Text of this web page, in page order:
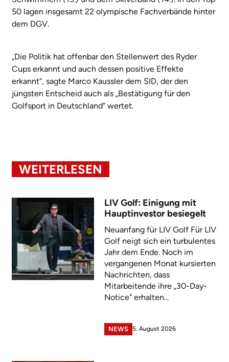
50 lagen insgesamt 22 olympische Fachverbände hinter
dem DGV.
„Die Politik hat offenbar den Stellenwert des Ryder
Cups erkannt und auch dessen positive Effekte
erkannt“, sagte Marco Kaussler dem SID, der den
jüngsten Entscheid auch als „Bestätigung für den
Golfsport in Deutschland“ wertet.
WEITERLESEN
LIV Golf: Einigung mit
Hauptinvestor besiegelt
Neuanfang für LIV Golf Für LIV
Golf neigt sich ein turbulentes
Jahr dem Ende. Noch im
vergangenen Monat kursierten
Nachrichten, dass
Mitarbeitende ihre „30-Day-
Notice" erhalten...
NEWS 5. August 2026